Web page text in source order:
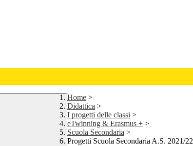
Home >
Didattica >
I progetti delle classi >
eTwinning & Erasmus + >
Scuola Secondaria >
Progetti Scuola Secondaria A.S. 2021/22